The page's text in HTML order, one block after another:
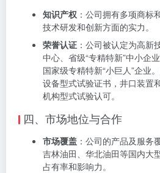
知识产权 ：公司拥有多项商标
技术研发和创新方面的实力。
荣誉认证 ：公司被认定为高新
中心、省级“专精特新”中小企
国家级专精特新“小巨人”企业
设备型式试验证书，井口装置
机构型式试验认可。
四、市场地位与合作
市场覆盖 ：公司的产品及服务
吉林油田、华北油田等国内大
占有率和影响力。